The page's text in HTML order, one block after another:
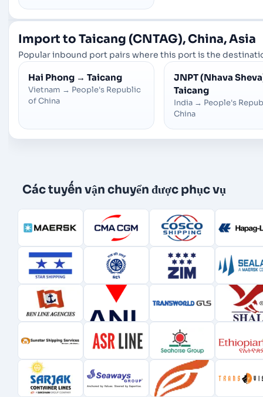
Import to Taicang (CNTAG), China, Asia
Popular inbound port pairs where this port is the
Hai Phong → Taicang
Vietnam → People's Republic
of China
JNPT (Nhava
Taicang
India → People's
China
Các tuyến vận chuyển được phục vụ